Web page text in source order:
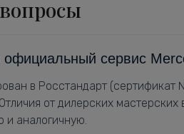
официальный сервис
в Росстандарт
от дилерских
и аналогичную.